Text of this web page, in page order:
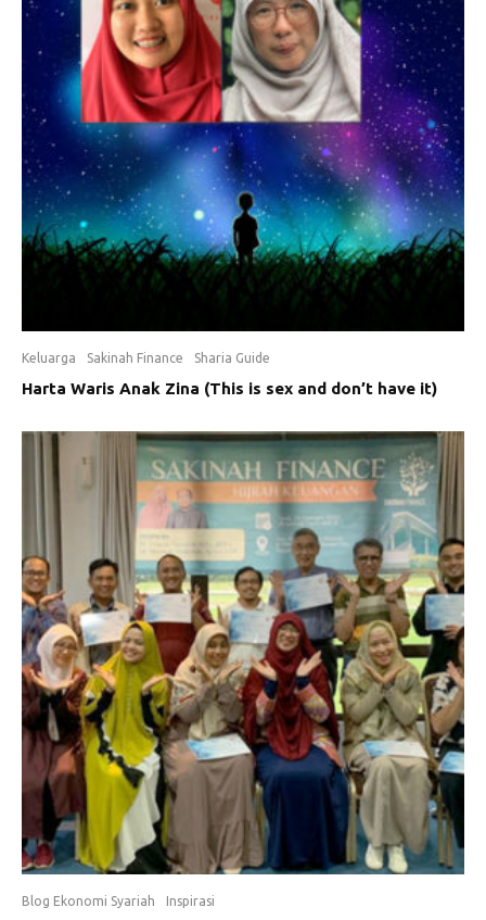
Keluarga Sakinah Finance Sharia Guide
Harta Waris Anak Zina (This is sex and don’t have it)
Blog Ekonomi Syariah Inspirasi